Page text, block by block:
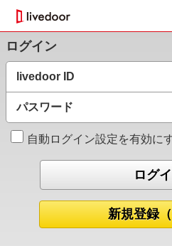
ログイン
livedoor ID
パスワード
自動ログイン設定を有効に
新規登録